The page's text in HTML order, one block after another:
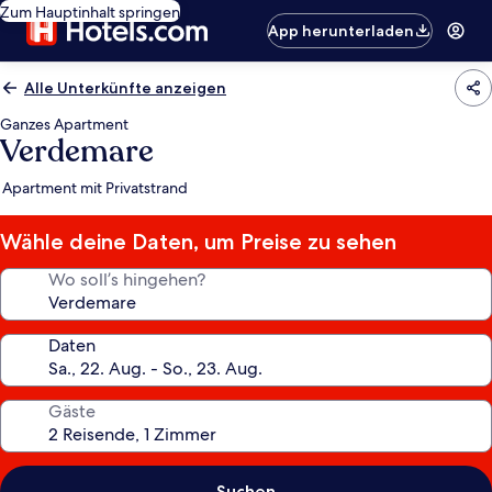
Zum Hauptinhalt springen
App herunterladen
Alle Unterkünfte anzeigen
Ganzes Apartment
Verdemare
Apartment mit Privatstrand
Wähle deine Daten, um Preise zu sehen
Wo soll’s hingehen?
Daten
Gäste